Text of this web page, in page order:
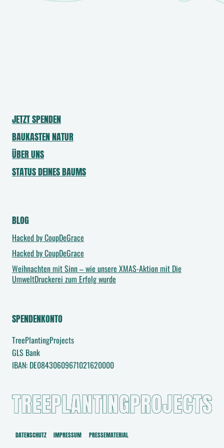
r
m
u
l
A
n
f
r
a
a
b
s
e
d
JETZT SPENDEN
BAUKASTEN NATUR
ÜBER UNS
STATUS DEINES BAUMS
BLOG
Hacked by CoupDeGrace
Hacked by CoupDeGrace
Weihnachten mit Sinn – wie unsere XMAS-Aktion mit Die
UmweltDruckerei zum Erfolg wurde
SPENDENKONTO
TreePlantingProjects
GLS Bank
IBAN: DE08430609671021620000
DATENSCHUTZ IMPRESSUM PRESSEMATERIAL